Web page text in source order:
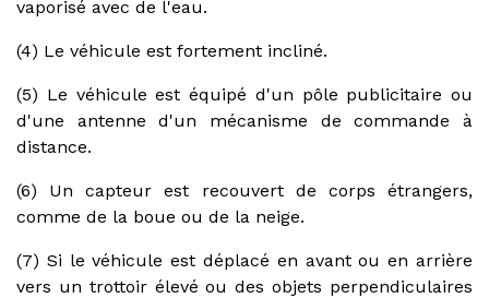
vaporisé avec de l'eau.
(4) Le véhicule est fortement incliné.
(5) Le véhicule est équipé d'un pôle publicitaire ou
d'une antenne d'un mécanisme de commande à
distance.
(6) Un capteur est recouvert de corps étrangers,
comme de la boue ou de la neige.
(7) Si le véhicule est déplacé en avant ou en arrière
vers un trottoir élevé ou des objets perpendiculaires